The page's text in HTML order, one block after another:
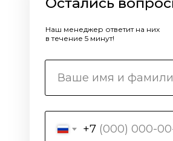
+7
Наш менеджер ответит на них
в течение 5 минут!